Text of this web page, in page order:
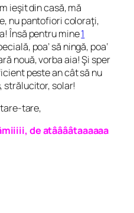
ieşit din casă, mă
nu pantofiori coloraţi,
Însă pentru mine1
poa’ să ningă, poa’
nouă, vorba aia! Şi sper
peste an cât să nu
strălucitor, solar!
tare,
de atââââtaaaaaa